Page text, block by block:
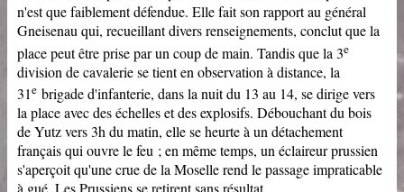
n'est que faiblement défendue. Elle fait son rapport au général
Gneisenau qui, recueillant divers renseignements, conclut que la
place peut être prise par un coup de main. Tandis que la 3e
division de cavalerie se tient en observation à distance, la
31e brigade d'infanterie, dans la nuit du 13 au 14, se dirige vers
la place avec des échelles et des explosifs. Débouchant du bois
de Yutz vers 3h du matin, elle se heurte à un détachement
français qui ouvre le feu ; en même temps, un éclaireur prussien
s'aperçoit qu'une crue de la Moselle rend le passage impraticable
à gué. Les Prussiens se retirent sans résultat.